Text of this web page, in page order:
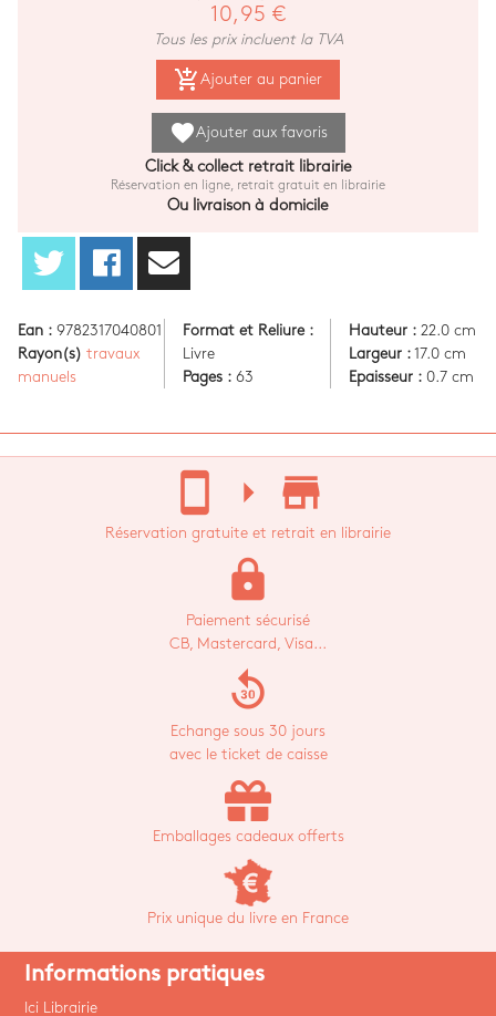
10,95 €
Tous les prix incluent la TVA
add_shopping_cart Ajouter au panier
favoriteAjouter aux favoris
Click & collect retrait librairie
Réservation en ligne, retrait gratuit en librairie
Ou livraison à domicile
Ean : 9782317040801
Rayon(s) travaux
manuels
Format et Reliure :
Livre
Pages : 63
Hauteur :22.0 cm
Largeur :17.0 cm
Epaisseur :0.7 cm
stay_current_portrait arrow_right store_mall_directory
Réservation gratuite et retrait en librairie
lock
Paiement sécurisé
CB, Mastercard, Visa...
replay_30
Echange sous 30 jours
avec le ticket de caisse
Emballages cadeaux offerts
Prix unique du livre en France
Informations pratiques
Ici Librairie